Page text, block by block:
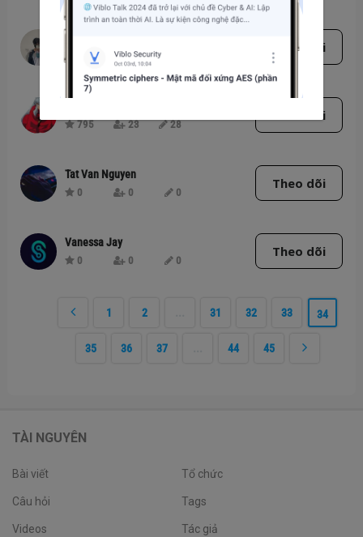
Do Duc Thanh
0
Theo dõi
795 23 28
Theo dõi
Tat Van Nguyen
0 0 0
Theo dõi
Vanessa Jay
0 0 0
Theo dõi
1 2 31 32 33 34
35 36 37 44 45
TÀI NGUYÊN
Bài viết Tổ chức
Câu hỏi Tags
Videos Tác giả